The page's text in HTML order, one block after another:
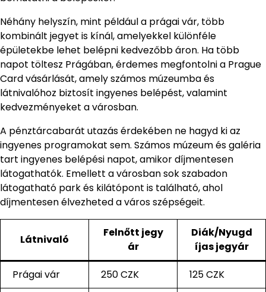
Néhány helyszín, mint például a prágai vár, több
kombinált jegyet is kínál, amelyekkel különféle
épületekbe lehet belépni kedvezőbb áron. Ha több
napot töltesz Prágában, érdemes megfontolni a Prague
Card vásárlását, amely számos múzeumba és
látnivalóhoz biztosít ingyenes belépést, valamint
kedvezményeket a városban.
A pénztárcabarát utazás érdekében ne hagyd ki az
ingyenes programokat sem. Számos múzeum és galéria
tart ingyenes belépési napot, amikor díjmentesen
látogathatók. Emellett a városban sok szabadon
látogatható park és kilátópont is található, ahol
díjmentesen élvezheted a város szépségeit.
Látnivaló
Felnőtt jegy
ár
Diák/Nyugd
íjas jegyár
Prágai vár 250 CZK
125 CZK